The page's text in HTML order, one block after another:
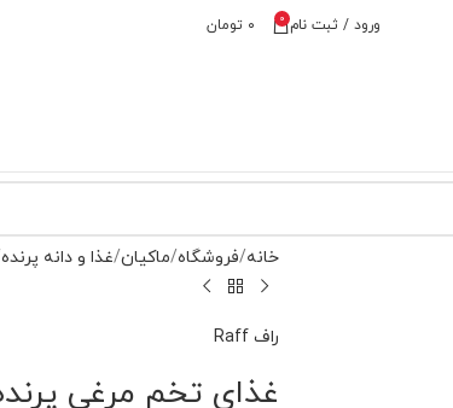
ورود / ثبت نام 0 ۰ تومان
خانه فروشگاه ماکیان غذا و دانه پرنده
راف Raff